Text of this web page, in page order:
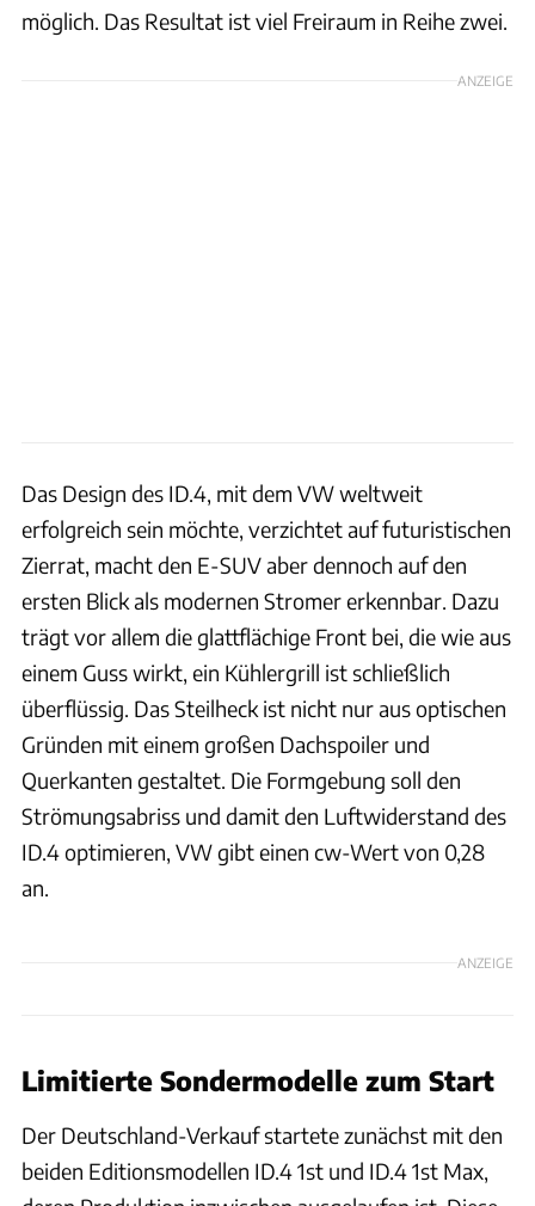
möglich. Das Resultat ist viel Freiraum in Reihe zwei.
ANZEIGE
Das Design des ID.4, mit dem VW weltweit
erfolgreich sein möchte, verzichtet auf futuristischen
Zierrat, macht den E-SUV aber dennoch auf den
ersten Blick als modernen Stromer erkennbar. Dazu
trägt vor allem die glattflächige Front bei, die wie aus
einem Guss wirkt, ein Kühlergrill ist schließlich
überflüssig. Das Steilheck ist nicht nur aus optischen
Gründen mit einem großen Dachspoiler und
Querkanten gestaltet. Die Formgebung soll den
Strömungsabriss und damit den Luftwiderstand des
ID.4 optimieren, VW gibt einen cw-Wert von 0,28
an.
ANZEIGE
Limitierte Sondermodelle zum Start
Der Deutschland-Verkauf startete zunächst mit den
beiden Editionsmodellen ID.4 1st und ID.4 1st Max,